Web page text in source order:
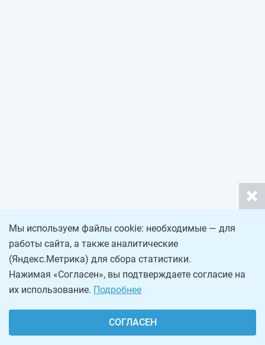
Мы используем файлы cookie: необходимые — для
работы сайта, а также аналитические
(Яндекс.Метрика) для сбора статистики.
Нажимая «Согласен», вы подтверждаете согласие на
их использование. Подробнее
СОГЛАСЕН